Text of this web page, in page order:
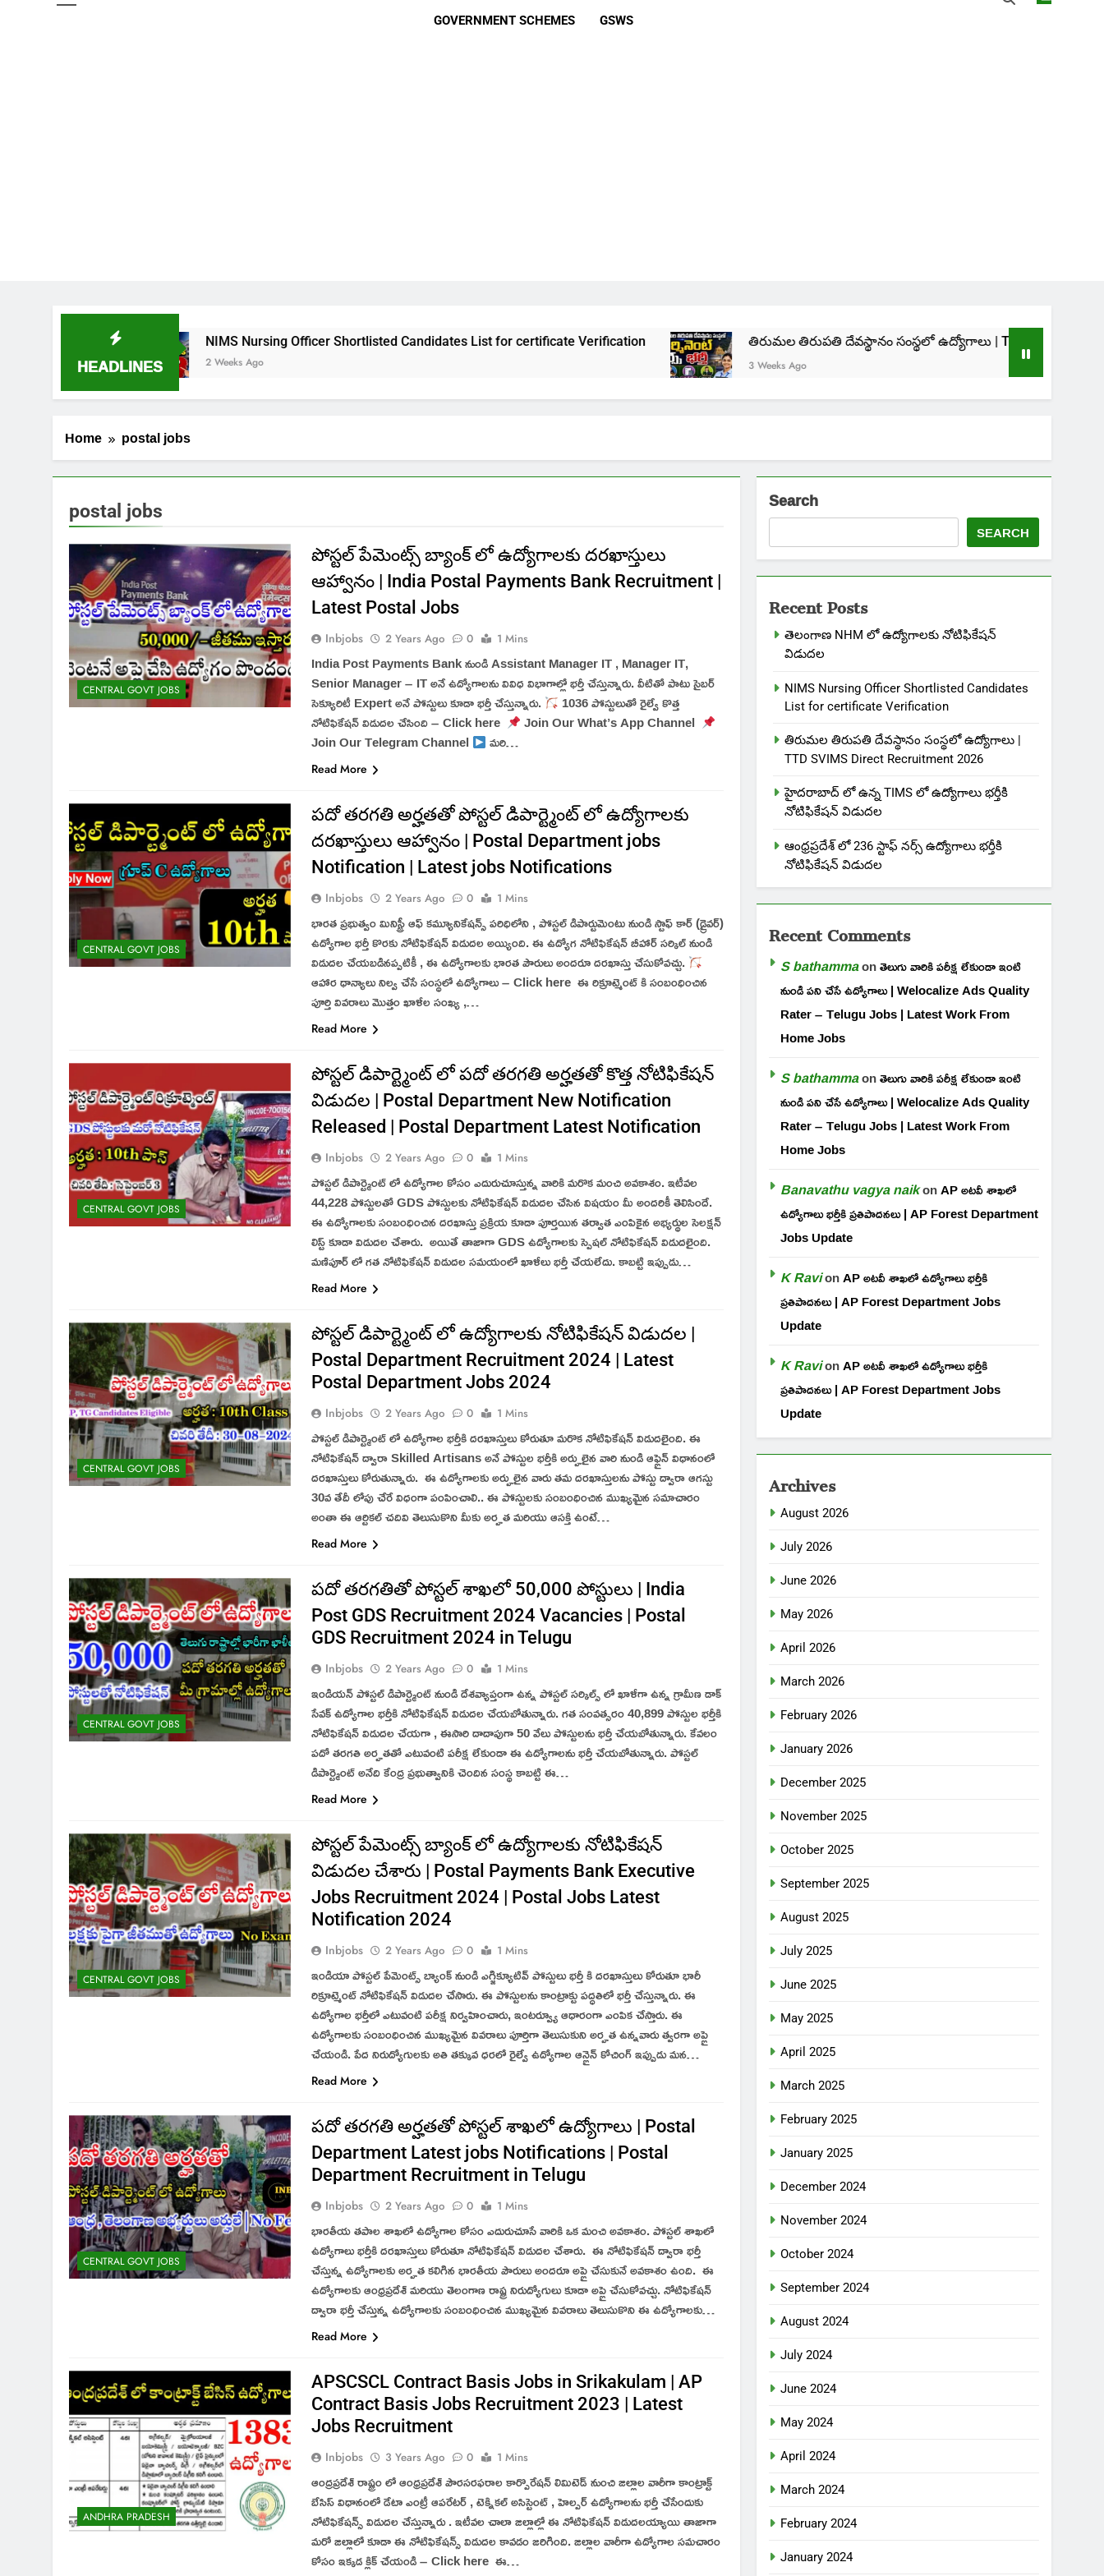
GOVERNMENT SCHEMES GSWS
HEADLINES
NIMS Nursing Officer Shortlisted Candidates List for certificate Verification
2 Weeks Ago
తిరుమల తిరుపతి దేవస్థానం సంస్థలో ఉద్యోగాలు | TTD SVIMS Direct Recruitment
3 Weeks Ago
Home postal jobs
postal jobs
CENTRAL GOVT JOBS
పోస్టల్ పేమెంట్స్ బ్యాంక్ లో ఉద్యోగాలకు దరఖాస్తులు
ఆహ్వానం | India Postal Payments Bank Recruitment |
Latest Postal Jobs
Inbjobs 2 Years Ago 0 1 Mins
India Post Payments Bank నుండి Assistant Manager IT , Manager IT,
Senior Manager – IT అనే ఉద్యోగాలను వివిధ విభాగాల్లో భర్తీ చేస్తున్నారు. వీటితో పాటు సైబర్
సెక్యూరిటీ Expert అనే పోస్టులు కూడా భర్తీ చేస్తున్నారు.
1036 పోస్టులుతో రైల్వే కొత్త
నోటిఫికేషన్ విడుదల చేసింది – Click here
Join Our What’s App Channel
Join Our Telegram Channel
మరి…
Read More
CENTRAL GOVT JOBS
పదో తరగతి అర్హతతో పోస్టల్ డిపార్ట్మెంట్ లో ఉద్యోగాలకు
దరఖాస్తులు ఆహ్వానం | Postal Department jobs
Notification | Latest jobs Notifications
Inbjobs 2 Years Ago 0 1 Mins
భారత ప్రభుత్వం మినిస్ట్రీ ఆఫ్ కమ్యూనికేషన్స్ పరిధిలోని , పోస్టల్ డిపార్టుమెంటు నుండి స్టాఫ్ కార్ (డ్రైవర్)
ఉద్యోగాల భర్తీ కొరకు నోటిఫికేషన్ విడుదల అయ్యింది. ఈ ఉద్యోగ నోటిఫికేషన్ బీహార్ సర్కిల్ నుండి
విడుదల చేయబడినప్పటికీ , ఈ ఉద్యోగాలకు భారత పౌరులు అందరూ దరఖాస్తు చేసుకోవచ్చు.
ఆహార ధాన్యాలు నిల్వ చేసే సంస్థలో ఉద్యోగాలు – Click here ఈ రిక్రూట్మెంట్ కి సంబంధించిన
పూర్తి వివరాలు మొత్తం ఖాళీల సంఖ్య ,…
Read More
CENTRAL GOVT JOBS
పోస్టల్ డిపార్ట్మెంట్ లో పదో తరగతి అర్హతతో కొత్త నోటిఫికేషన్
విడుదల | Postal Department New Notification
Released | Postal Department Latest Notification
Inbjobs 2 Years Ago 0 1 Mins
పోస్టల్ డిపార్ట్మెంట్ లో ఉద్యోగాల కోసం ఎదురుచూస్తున్న వారికి మరొక మంచి అవకాశం. ఇటీవల
44,228 పోస్టులతో GDS పోస్టులకు నోటిఫికేషన్ విడుదల చేసిన విషయం మీ అందరికీ తెలిసిందే.
ఈ ఉద్యోగాలకు సంబంధించిన దరఖాస్తు ప్రక్రియ కూడా పూర్తయిన తర్వాత ఎంపికైన అభ్యర్థుల సెలక్షన్
లిస్ట్ కూడా విడుదల చేశారు. అయితే తాజాగా GDS ఉద్యోగాలకు స్పెషల్ నోటిఫికేషన్ విడుదలైంది.
మణిపూర్ లో గత నోటిఫికేషన్ విడుదల సమయంలో ఖాళీలు భర్తీ చేయలేదు. కాబట్టి ఇప్పుడు…
Read More
CENTRAL GOVT JOBS
పోస్టల్ డిపార్ట్మెంట్ లో ఉద్యోగాలకు నోటిఫికేషన్ విడుదల |
Postal Department Recruitment 2024 | Latest
Postal Department Jobs 2024
Inbjobs 2 Years Ago 0 1 Mins
పోస్టల్ డిపార్ట్మెంట్ లో ఉద్యోగాల భర్తీకి దరఖాస్తులు కోరుతూ మరొక నోటిఫికేషన్ విడుదలైంది. ఈ
నోటిఫికేషన్ ద్వారా Skilled Artisans అనే పోస్టుల భర్తీకి అర్హులైన వారి నుండి ఆఫ్లైన్ విధానంలో
దరఖాస్తులు కోరుతున్నారు. ఈ ఉద్యోగాలకు అర్హులైన వారు తమ దరఖాస్తులను పోస్టు ద్వారా ఆగస్టు
30వ తేదీ లోపు చేరే విధంగా పంపించాలి.. ఈ పోస్టులకు సంబంధించిన ముఖ్యమైన సమాచారం
అంతా ఈ ఆర్టికల్ చదివి తెలుసుకొని మీకు అర్హత మరియు ఆసక్తి ఉంటే…
Read More
CENTRAL GOVT JOBS
పదో తరగతితో పోస్టల్ శాఖలో 50,000 పోస్టులు | India
Post GDS Recruitment 2024 Vacancies | Postal
GDS Recruitment 2024 in Telugu
Inbjobs 2 Years Ago 0 1 Mins
ఇండియన్ పోస్టల్ డిపార్ట్మెంట్ నుండి దేశవ్యాప్తంగా ఉన్న పోస్టల్ సర్కిల్స్ లో ఖాళీగా ఉన్న గ్రామీణ డాక్
సేవక్ ఉద్యోగాల భర్తీకి నోటిఫికేషన్ విడుదల చేయబోతున్నారు. గత సంవత్సరం 40,899 పోస్టుల భర్తీకి
నోటిఫికేషన్ విడుదల చేయగా , ఈసారి దాదాపుగా 50 వేలు పోస్టులను భర్తీ చేయబోతున్నారు. కేవలం
పదో తరగతి అర్హతతో ఎటువంటి పరీక్ష లేకుండా ఈ ఉద్యోగాలను భర్తీ చేయబోతున్నారు. పోస్టల్
డిపార్ట్మెంట్ అనేది కేంద్ర ప్రభుత్వానికి చెందిన సంస్థ కాబట్టి ఈ…
Read More
CENTRAL GOVT JOBS
పోస్టల్ పేమెంట్స్ బ్యాంక్ లో ఉద్యోగాలకు నోటిఫికేషన్
విడుదల చేశారు | Postal Payments Bank Executive
Jobs Recruitment 2024 | Postal Jobs Latest
Notification 2024
Inbjobs 2 Years Ago 0 1 Mins
ఇండియా పోస్టల్ పేమెంట్స్ బ్యాంక్ నుండి ఎగ్జిక్యూటివ్ పోస్టులు భర్తీ కి దరఖాస్తులు కోరుతూ భారీ
రిక్రూట్మెంట్ నోటిఫికేషన్ విడుదల చేసారు. ఈ పోస్టులను కాంట్రాక్టు పద్ధతిలో భర్తీ చేస్తున్నారు. ఈ
ఉద్యోగాల భర్తీలో ఎటువంటి పరీక్ష నిర్వహించారు, ఇంటర్వ్యూ ఆధారంగా ఎంపిక చేస్తారు. ఈ
ఉద్యోగాలకు సంబంధించిన ముఖ్యమైన వివరాలు పూర్తిగా తెలుసుకుని అర్హత ఉన్నవారు త్వరగా అప్లై
చేయండి. పేద నిరుద్యోగులకు అతి తక్కువ ధరలో రైల్వే ఉద్యోగాల ఆన్లైన్ కోచింగ్ ఇప్పుడు మన…
Read More
CENTRAL GOVT JOBS
పదో తరగతి అర్హతతో పోస్టల్ శాఖలో ఉద్యోగాలు | Postal
Department Latest jobs Notifications | Postal
Department Recruitment in Telugu
Inbjobs 2 Years Ago 0 1 Mins
భారతీయ తపాల శాఖలో ఉద్యోగాల కోసం ఎదురుచూసే వారికి ఒక మంచి అవకాశం. పోస్టల్ శాఖలో
ఉద్యోగాలు భర్తీకి దరఖాస్తులు కోరుతూ నోటిఫికేషన్ విడుదల చేశారు. ఈ నోటిఫికేషన్ ద్వారా భర్తీ
చేస్తున్న ఉద్యోగాలకు అర్హత కలిగిన భారతీయ పౌరులు అందరూ అప్లై చేసుకునే అవకాశం ఉంది. ఈ
ఉద్యోగాలకు ఆంధ్రప్రదేశ్ మరియు తెలంగాణ రాష్ట్ర నిరుద్యోగులు కూడా అప్లై చేసుకోవచ్చు. నోటిఫికేషన్
ద్వారా భర్తీ చేస్తున్న ఉద్యోగాలకు సంబంధించిన ముఖ్యమైన వివరాలు తెలుసుకొని ఈ ఉద్యోగాలకు…
Read More
ANDHRA PRADESH
APSCSCL Contract Basis Jobs in Srikakulam | AP
Contract Basis Jobs Recruitment 2023 | Latest
Jobs Recruitment
Inbjobs 3 Years Ago 0 1 Mins
ఆంద్రప్రదేశ్ రాష్ట్రం లో ఆంధ్రప్రదేశ్ పౌరసరఫరాల కార్పొరేషన్ లిమిటెడ్ నుంచి జిల్లాల వారీగా కాంట్రాక్ట్
బేసిస్ విధానంలో డేటా ఎంట్రీ ఆపరేటర్ , టెక్నికల్ అసిస్టెంట్ , హెల్పర్ ఉద్యోగాలను భర్తీ చేసేందుకు
నోటిఫికేషన్స్ విడుదల చేస్తున్నారు . ఇటీవల చాలా జిల్లాల్లో ఈ నోటిఫికేషన్ విడుదలయ్యాయి తాజాగా
మరో జిల్లాలో కూడా ఈ నోటిఫికేషన్స్ విడుదల కావడం జరిగింది. జిల్లాల వారీగా ఉద్యోగాల సమచారం
కోసం ఇక్కడ క్లిక్ చేయండి – Click here ఈ…
Search
SEARCH
Recent Posts
తెలంగాణ NHM లో ఉద్యోగాలకు నోటిఫికేషన్
విడుదల
NIMS Nursing Officer Shortlisted Candidates
List for certificate Verification
తిరుమల తిరుపతి దేవస్థానం సంస్థలో ఉద్యోగాలు |
TTD SVIMS Direct Recruitment 2026
హైదరాబాద్ లో ఉన్న TIMS లో ఉద్యోగాలు భర్తీకి
నోటిఫికేషన్ విడుదల
ఆంధ్రప్రదేశ్ లో 236 స్టాఫ్ నర్స్ ఉద్యోగాలు భర్తీకి
నోటిఫికేషన్ విడుదల
Recent Comments
S bathammaonతెలుగు వారికి పరీక్ష లేకుండా ఇంటి
నుండి పని చేసే ఉద్యోగాలు | Welocalize Ads Quality
Rater – Telugu Jobs | Latest Work From
Home Jobs
S bathammaonతెలుగు వారికి పరీక్ష లేకుండా ఇంటి
నుండి పని చేసే ఉద్యోగాలు | Welocalize Ads Quality
Rater – Telugu Jobs | Latest Work From
Home Jobs
Banavathu vagya naikonAP అటవీ శాఖలో
ఉద్యోగాలు భర్తీకి ప్రతిపాదనలు | AP Forest Department
Jobs Update
K RavionAP అటవీ శాఖలో ఉద్యోగాలు భర్తీకి
ప్రతిపాదనలు | AP Forest Department Jobs
Update
K RavionAP అటవీ శాఖలో ఉద్యోగాలు భర్తీకి
ప్రతిపాదనలు | AP Forest Department Jobs
Update
Archives
August 2026
July 2026
June 2026
May 2026
April 2026
March 2026
February 2026
January 2026
December 2025
November 2025
October 2025
September 2025
August 2025
July 2025
June 2025
May 2025
April 2025
March 2025
February 2025
January 2025
December 2024
November 2024
October 2024
September 2024
August 2024
July 2024
June 2024
May 2024
April 2024
March 2024
February 2024
January 2024